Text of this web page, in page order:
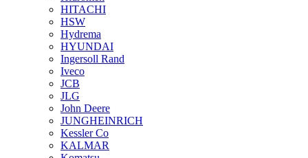
HITACHI
HSW
Hydrema
HYUNDAI
Ingersoll Rand
Iveco
JCB
JLG
John Deere
JUNGHEINRICH
Kessler Co
KALMAR